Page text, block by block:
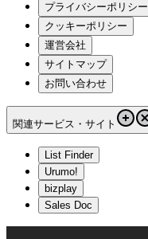
プライバシーポリシー
クッキーポリシー
運営会社
サイトマップ
お問い合わせ
関連サービス・サイト
List Finder
Urumo!
bizplay
Sales Doc